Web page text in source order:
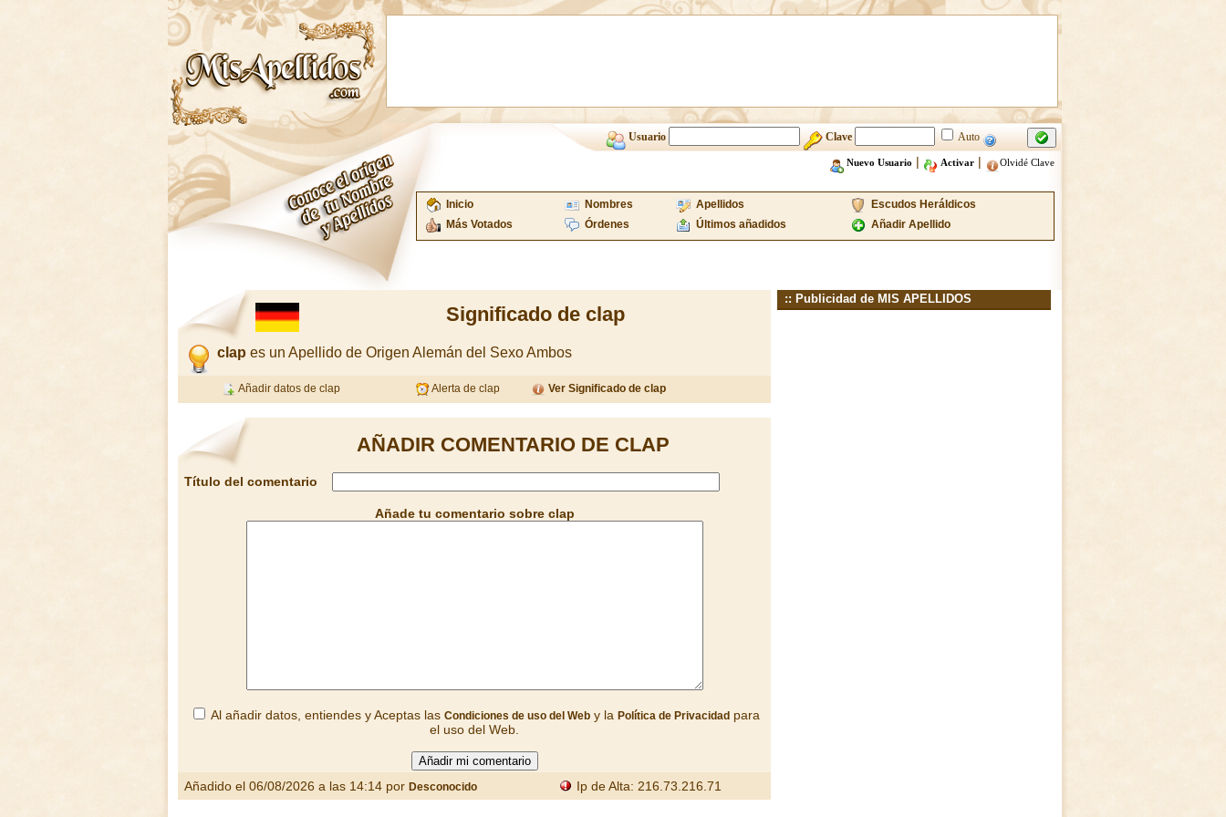
Usuario Clave Auto
Nuevo Usuario | Activar| Olvidé Clave
Inicio Nombres Apellidos
Escudos Heráldicos
Más Votados
Órdenes Últimos añadidos Añadir Apellido
Significado de clap
clap es un Apellido de Origen Alemán del Sexo Ambos
Añadir datos de clap Alerta de clap Ver Significado de clap
AÑADIR COMENTARIO DE CLAP
Título del comentario
Añade tu comentario sobre clap
Al añadir datos, entiendes y Aceptas las Condiciones de uso del Weby la Política de Privacidadpara
el uso del Web.
Añadido el 06/08/2026 a las 14:14 por Desconocido Ip de Alta: 216.73.216.71
:: Publicidad de MIS APELLIDOS